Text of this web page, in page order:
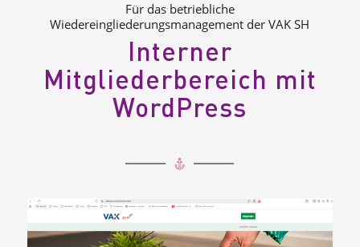
Für das betriebliche
Wiedereingliederungsmanagement der VAK SH
Interner
Mitgliederbereich mit
WordPress